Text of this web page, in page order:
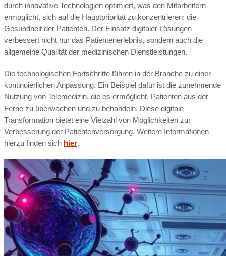
durch innovative Technologien optimiert, was den Mitarbeitern
ermöglicht, sich auf die Hauptpriorität zu konzentrieren: die
Gesundheit der Patienten. Der Einsatz digitaler Lösungen
verbessert nicht nur das Patientenerlebnis, sondern auch die
allgemeine Qualität der medizinischen Dienstleistungen.
Die technologischen Fortschritte führen in der Branche zu einer
kontinuierlichen Anpassung. Ein Beispiel dafür ist die zunehmende
Nutzung von Telemedizin, die es ermöglicht, Patienten aus der
Ferne zu überwachen und zu behandeln. Diese digitale
Transformation bietet eine Vielzahl von Möglichkeiten zur
Verbesserung der Patientenversorgung. Weitere Informationen
hierzu finden sich hier.